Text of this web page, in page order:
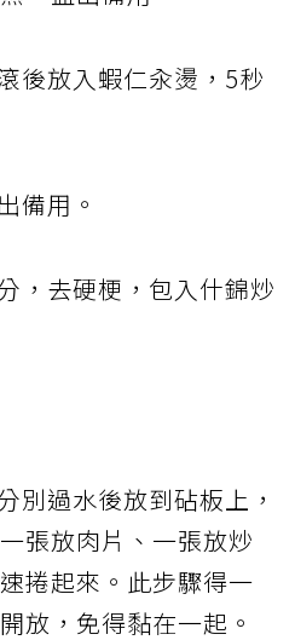
後放入蝦仁汆燙，5秒
備用。
，去硬梗，包入什錦炒
別過水後放到砧板上，
張放肉片、一張放炒
捲起來。此步驟得一
放，免得黏在一起。